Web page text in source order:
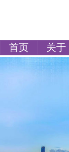
首页 关于